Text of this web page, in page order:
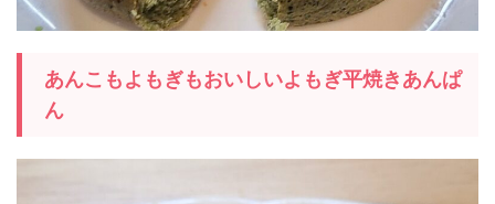
あんこもよもぎもおいしいよもぎ平焼きあんぱ
ん